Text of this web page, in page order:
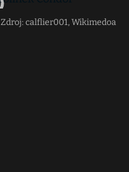
Zdroj: calflier001, Wikimedoa